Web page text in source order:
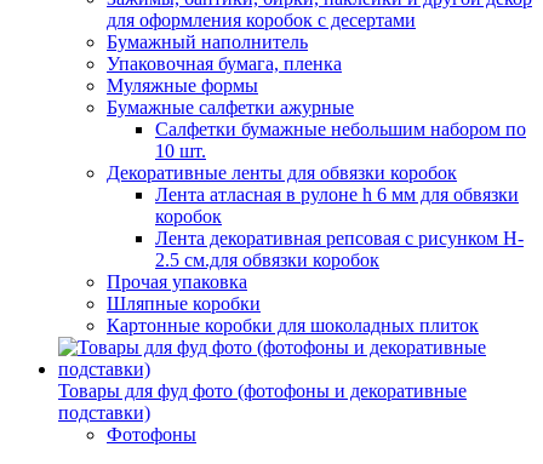
для оформления коробок с десертами
Бумажный наполнитель
Упаковочная бумага, пленка
Муляжные формы
Бумажные салфетки ажурные
Салфетки бумажные небольшим набором по
10 шт.
Декоративные ленты для обвязки коробок
Лента атласная в рулоне h 6 мм для обвязки
коробок
Лента декоративная репсовая с рисунком H-
2.5 см.для обвязки коробок
Прочая упаковка
Шляпные коробки
Картонные коробки для шоколадных плиток
Товары для фуд фото (фотофоны и декоративные
подставки)
Фотофоны